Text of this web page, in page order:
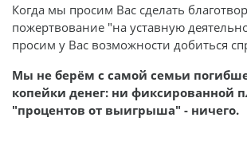
Когда мы просим Вас сделать
пожертвование "на уставную
просим у Вас возможности добиться
Мы не берём с самой семьи
копейки денег: ни фиксированной
"процентов от выигрыша" - ничего.